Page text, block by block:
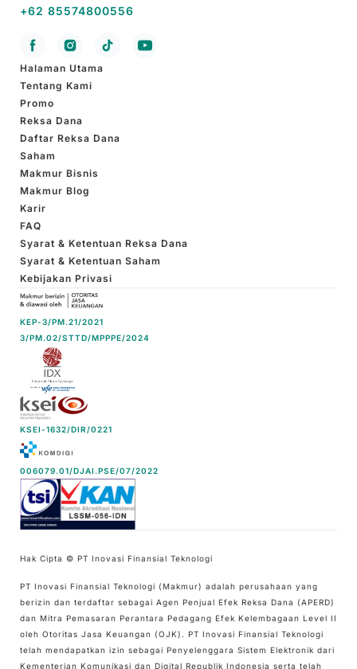
+62 85574800556
Halaman Utama
Tentang Kami
Promo
Reksa Dana
Daftar Reksa Dana
Saham
Makmur Bisnis
Makmur Blog
Karir
FAQ
Syarat & Ketentuan Reksa Dana
Syarat & Ketentuan Saham
Kebijakan Privasi
KEP-3/PM.21/2021
3/PM.02/STTD/MPPPE/2024
KSEI-1632/DIR/0221
006079.01/DJAI.PSE/07/2022
Hak Cipta © PT Inovasi Finansial Teknologi
PT Inovasi Finansial Teknologi (Makmur) adalah perusahaan yang
berizin dan terdaftar sebagai Agen Penjual Efek Reksa Dana (APERD)
dan Mitra Pemasaran Perantara Pedagang Efek Kelembagaan Level II
oleh Otoritas Jasa Keuangan (OJK). PT Inovasi Finansial Teknologi
telah mendapatkan izin sebagai Penyelenggara Sistem Elektronik dari
Kementerian Komunikasi dan Digital Republik Indonesia serta telah